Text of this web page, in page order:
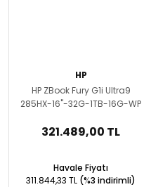
HP
HP ZBook Fury G1i Ultra9
285HX-16''-32G-1TB-16G-WP
321.489,00 TL
Havale Fiyatı
311.844,33 TL (%3 indirimli)